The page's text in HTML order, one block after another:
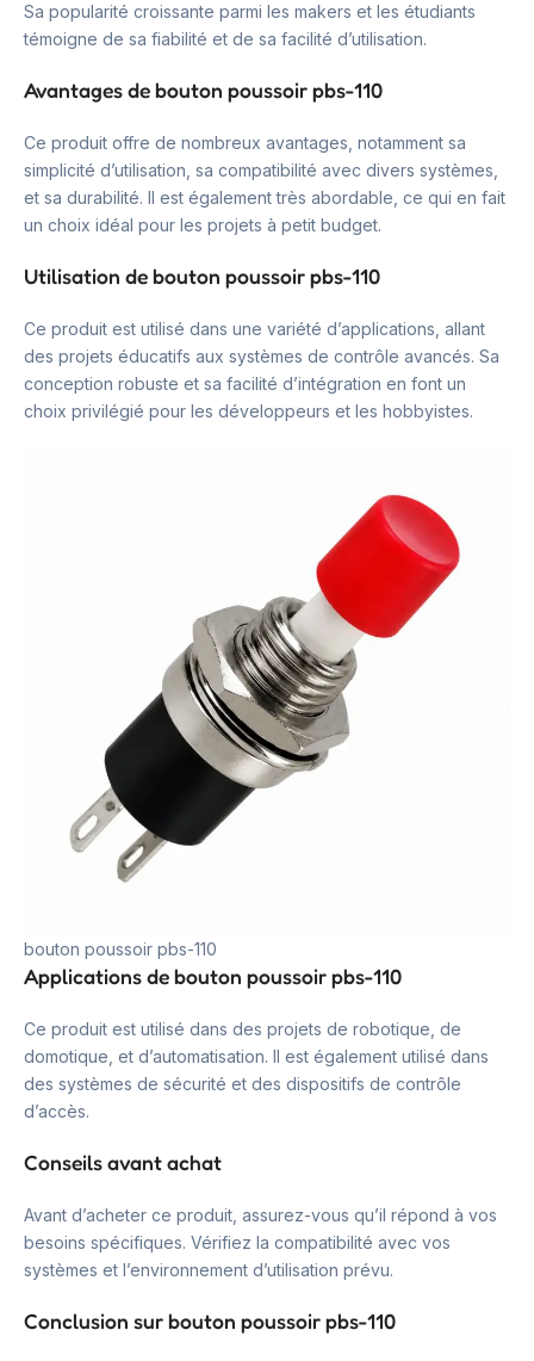
Sa popularité croissante parmi les makers et les étudiants
témoigne de sa fiabilité et de sa facilité d’utilisation.
Avantages de bouton poussoir pbs-110
Ce produit offre de nombreux avantages, notamment sa
simplicité d’utilisation, sa compatibilité avec divers systèmes,
et sa durabilité. Il est également très abordable, ce qui en fait
un choix idéal pour les projets à petit budget.
Utilisation de bouton poussoir pbs-110
Ce produit est utilisé dans une variété d’applications, allant
des projets éducatifs aux systèmes de contrôle avancés. Sa
conception robuste et sa facilité d’intégration en font un
choix privilégié pour les développeurs et les hobbyistes.
bouton poussoir pbs-110
Applications de bouton poussoir pbs-110
Ce produit est utilisé dans des projets de robotique, de
domotique, et d’automatisation. Il est également utilisé dans
des systèmes de sécurité et des dispositifs de contrôle
d’accès.
Conseils avant achat
Avant d’acheter ce produit, assurez-vous qu’il répond à vos
besoins spécifiques. Vérifiez la compatibilité avec vos
systèmes et l’environnement d’utilisation prévu.
Conclusion sur bouton poussoir pbs-110